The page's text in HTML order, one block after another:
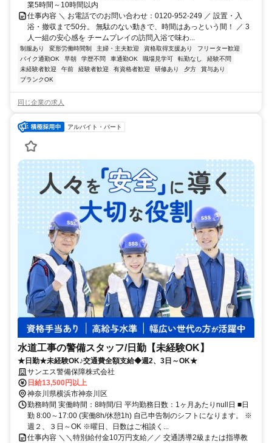
業5時間～10時間以内
仕事内容 ＼ お電話でのお問い合わせ：0120-952-249 ／ 設置・入
浴・撤収まで50分。 無駄のない動きで、時間はあっという間！ ／ 3
人一組の安心感を チームプレイの訪問入浴で味わ...
制服あり 変形労働時間制 主婦・主夫歓迎 資格取得支援あり
フリーター歓迎
バイク通勤OK
早朝 学歴不問 車通勤OK 職場見学可 転勤なし
経験不問
未経験者歓迎
午前 経験者歓迎 有資格者歓迎 研修あり 夕方
賞与あり
ブランクOK
同じ企業の求人
アルバイト・パート
水道工事の警備スタッフ/日勤【未経験OK】
★日勤★未経験OK♪交通費全額支給◆週2、3日～OK★
サンエス警備保障株式会社
日給13,500円以上
神奈川県横浜市神奈川区
勤務時間 実働時間：8時間/日 平均勤務日数：1ヶ月あたりnull日 ■日
勤 8:00～17:00 (実働8h/休憩1h) 自己申告制のシフトになります。 ※
週２、３日～OK ※曜日、日数はご相談く...
仕事内容 ＼＼特別給付金10万円支給／／ 交通誘導2級または指導教